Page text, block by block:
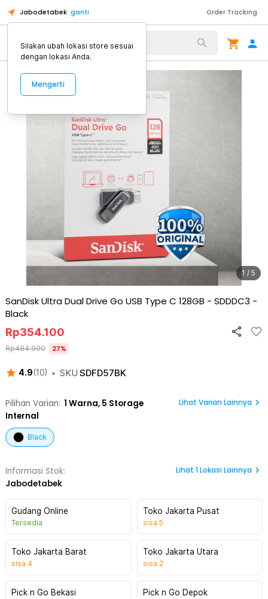
Jabodetabek ganti Order Tracking
Alat Kopi
1 / 5
SanDisk Ultra Dual Drive Go USB Type C 128GB - SDDDC3 -
Black
4.9(10) • SKU SDFD57BK
Rp354.100
Rp484.900 27%
Pilihan Varian: 1 Warna, 5 Storage
Internal
Lihat Varian Lainnya
Black
Informasi Stok:
Jabodetabek
Lihat 1Lokasi Lainnya
Gudang Online
Tersedia
Toko Jakarta Pusat
sisa 5
Toko Jakarta Barat
sisa 4
Toko Jakarta Utara
sisa 2
Pick n Go Bekasi Pick n Go Depok
Silakan ubah lokasi store sesuai
dengan lokasi Anda.
Mengerti